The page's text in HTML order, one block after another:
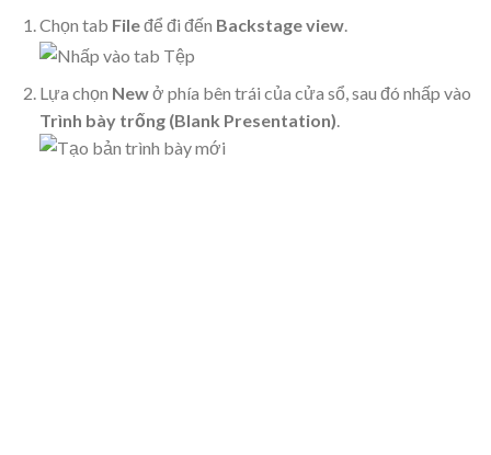
Chọn tab Fileđể đi đến Backstage view.
Lựa chọn Newở phía bên trái của cửa sổ, sau đó nhấp vào
Trình bày trống (Blank Presentation).